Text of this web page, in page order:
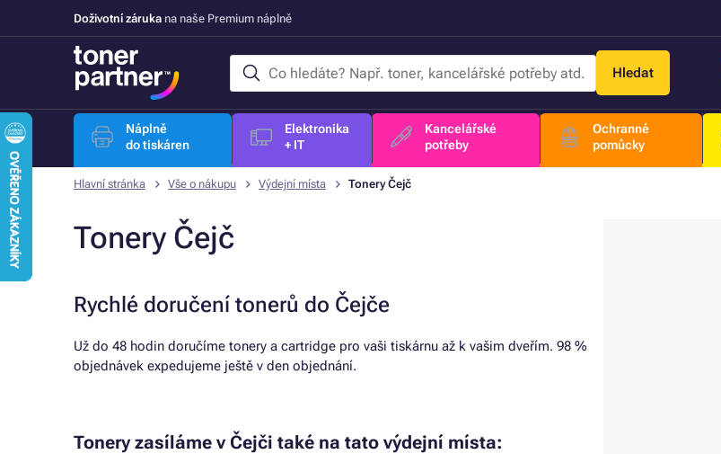
Doživotní záruka na naše Premium náplně
Hledat
Náplně
do tiskáren
Elektronika
+ IT
Kancelářské
potřeby
Ochranné
pomůcky
Hlavní stránka Vše o nákupu Výdejní místa Tonery Čejč
Tonery Čejč
Rychlé doručení tonerů do Čejče
Už do 48 hodin doručíme tonery a cartridge pro vaši tiskárnu až k vašim dveřím. 98 %
objednávek expedujeme ještě v den objednání.
Tonery zasíláme v Čejči také na tato výdejní místa: